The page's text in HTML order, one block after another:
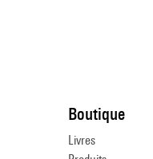
Boutique
Livres